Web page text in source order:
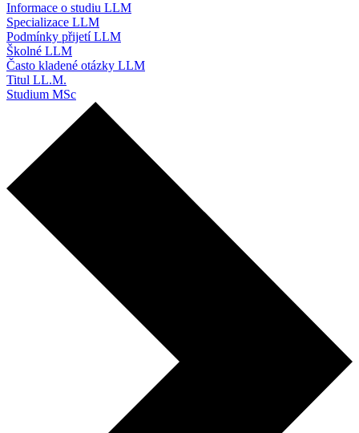
Informace o studiu LLM
Specializace LLM
Podmínky přijetí LLM
Školné LLM
Často kladené otázky LLM
Titul LL.M.
Studium MSc